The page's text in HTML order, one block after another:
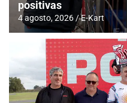
positivas
4 agosto, 2026 E-Kart